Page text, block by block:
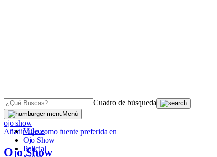
Cuadro de búsqueda
Menú
Videos
Ojo Show
Policial
OJO
ojo show
AñadirOjocomo fuente preferida en
Ojo Show